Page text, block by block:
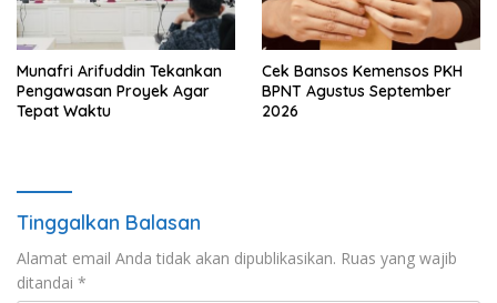
Munafri Arifuddin Tekankan
Pengawasan Proyek Agar
Tepat Waktu
Cek Bansos Kemensos PKH
BPNT Agustus September
2026
Tinggalkan Balasan
Alamat email Anda tidak akan dipublikasikan. Ruas yang wajib
ditandai *